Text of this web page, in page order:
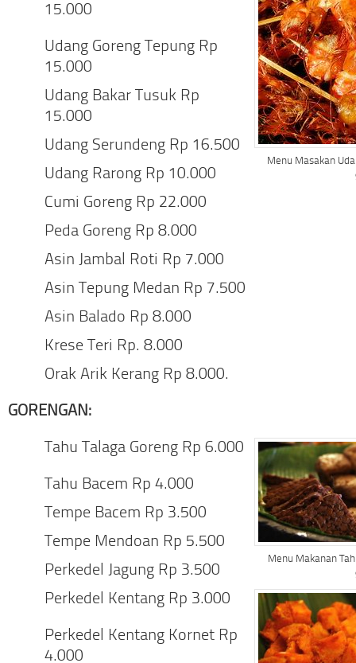
Menu Masakan
15.000
Udang Goreng Tepung Rp
15.000
Udang Bakar Tusuk Rp
15.000
Udang Serundeng Rp 16.500
Udang Rarong Rp 10.000
Cumi Goreng Rp 22.000
Peda Goreng Rp 8.000
Asin Jambal Roti Rp 7.000
Asin Tepung Medan Rp 7.500
Asin Balado Rp 8.000
Krese Teri Rp. 8.000
Orak Arik Kerang Rp 8.000.
GORENGAN:
Menu Makanan
Tahu Talaga Goreng Rp 6.000
Tahu Bacem Rp 4.000
Tempe Bacem Rp 3.500
Tempe Mendoan Rp 5.500
Perkedel Jagung Rp 3.500
Perkedel Kentang Rp 3.000
Perkedel Kentang Kornet Rp
4.000